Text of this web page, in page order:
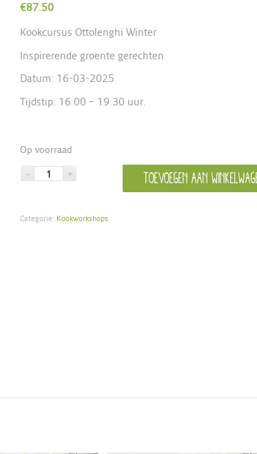
€87.50
Kookcursus Ottolenghi Winter
Inspirerende groente gerechten
Datum: 16-03-2025
Tijdstip: 16.00 – 19.30 uur.
Op voorraad
Toevoegen aan
Categorie: Kookworkshops